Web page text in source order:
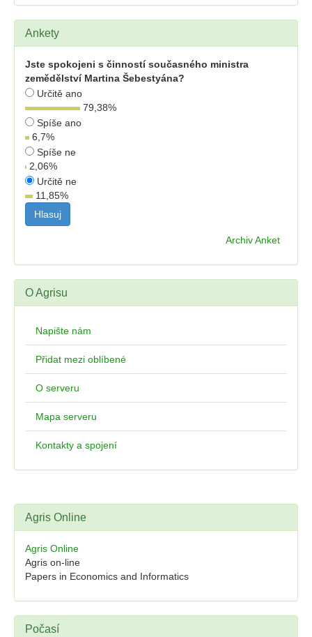
Ankety
Jste spokojeni s činností současného ministra
zemědělství Martina Šebestyána?
Určitě ano
79,38%
Spíše ano
6,7%
Spíše ne
2,06%
Určitě ne
11,85%
Archiv Anket
O Agrisu
Napište nám
Přidat mezi oblíbené
O serveru
Mapa serveru
Kontakty a spojení
Agris Online
Agris Online
Agris on-line
Papers in Economics and Informatics
Počasí